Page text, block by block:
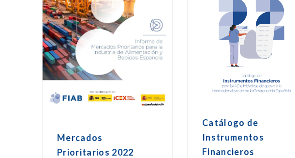
Mercados
Prioritarios 2022
Catálogo de
Instrumentos
Financieros